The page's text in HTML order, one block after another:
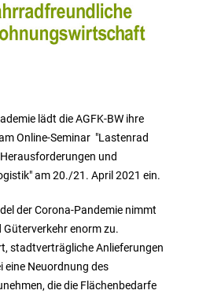
lädt die AGFK-BW ihre
Online-Seminar "Lastenrad
und
am 20./21. April 2021 ein.
der Corona-Pandemie nimmt
enorm zu.
stadtverträgliche Anlieferungen
eine Neuordnung des
die die Flächenbedarfe